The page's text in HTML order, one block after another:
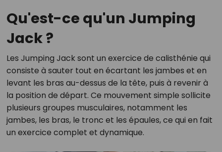
Qu'est-ce qu'un Jumping
Jack ?
Les Jumping Jack sont un exercice de calisthénie qui
consiste à sauter tout en écartant les jambes et en
levant les bras au-dessus de la tête, puis à revenir à
la position de départ. Ce mouvement simple sollicite
plusieurs groupes musculaires, notamment les
jambes, les bras, le tronc et les épaules, ce qui en fait
un exercice complet et dynamique.